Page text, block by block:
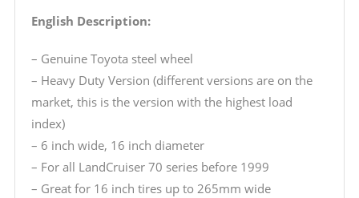
English Description:
– Genuine Toyota steel wheel
– Heavy Duty Version (different versions are on the
market, this is the version with the highest load
index)
– 6 inch wide, 16 inch diameter
– For all LandCruiser 70 series before 1999
– Great for 16 inch tires up to 265mm wide